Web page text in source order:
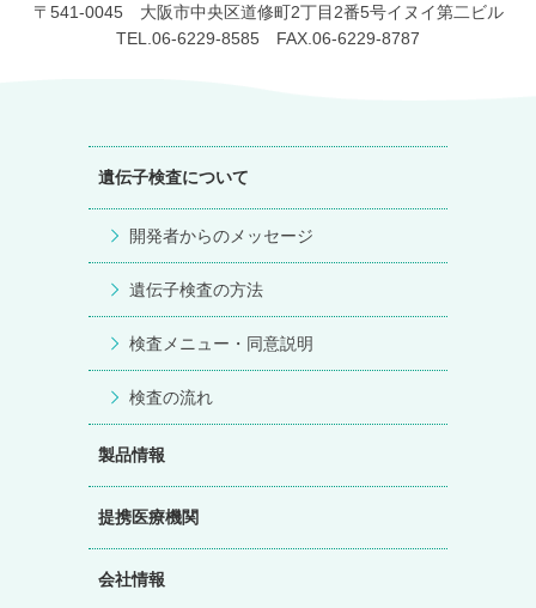
〒541-0045 大阪市中央区道修町2丁目2番5号イヌイ第二ビル
TEL.06-6229-8585 FAX.06-6229-8787
遺伝子検査について
開発者からのメッセージ
遺伝子検査の方法
検査メニュー・同意説明
検査の流れ
製品情報
提携医療機関
会社情報